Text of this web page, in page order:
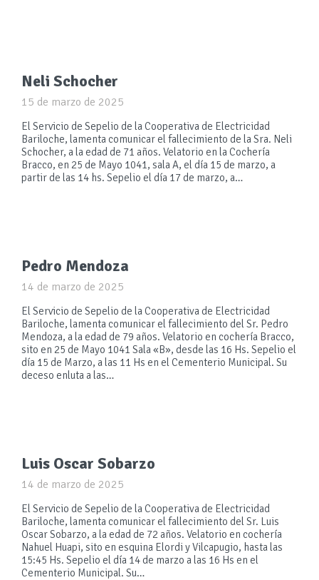
Neli Schocher
15 de marzo de 2025
El Servicio de Sepelio de la Cooperativa de Electricidad
Bariloche, lamenta comunicar el fallecimiento de la Sra. Neli
Schocher, a la edad de 71 años. Velatorio en la Cochería
Bracco, en 25 de Mayo 1041, sala A, el día 15 de marzo, a
partir de las 14 hs. Sepelio el día 17 de marzo, a…
Pedro Mendoza
14 de marzo de 2025
El Servicio de Sepelio de la Cooperativa de Electricidad
Bariloche, lamenta comunicar el fallecimiento del Sr. Pedro
Mendoza, a la edad de 79 años. Velatorio en cochería Bracco,
sito en 25 de Mayo 1041 Sala «B», desde las 16 Hs. Sepelio el
día 15 de Marzo, a las 11 Hs en el Cementerio Municipal. Su
deceso enluta a las…
Luis Oscar Sobarzo
14 de marzo de 2025
El Servicio de Sepelio de la Cooperativa de Electricidad
Bariloche, lamenta comunicar el fallecimiento del Sr. Luis
Oscar Sobarzo, a la edad de 72 años. Velatorio en cochería
Nahuel Huapi, sito en esquina Elordi y Vilcapugio, hasta las
15:45 Hs. Sepelio el día 14 de marzo a las 16 Hs en el
Cementerio Municipal. Su…